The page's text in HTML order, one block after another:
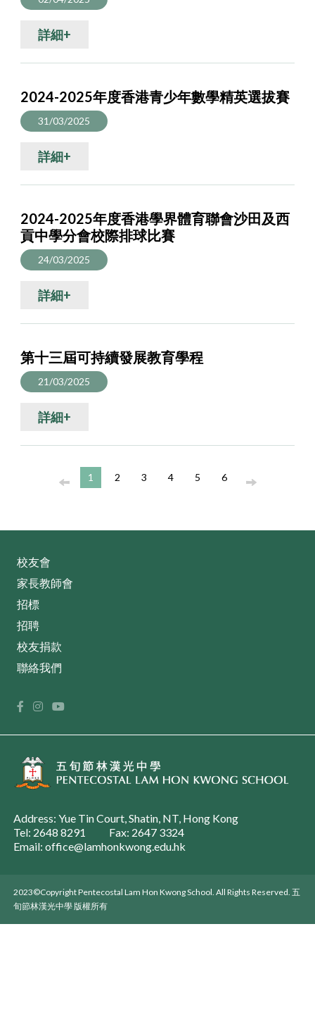
詳細+
2024-2025年度香港青少年數學精英選拔賽
31/03/2025
詳細+
2024-2025年度香港學界體育聯會沙田及西
貢中學分會校際排球比賽
24/03/2025
詳細+
第十三屆可持續發展教育學程
21/03/2025
詳細+
1 2 3 4 5 6
校友會
家長教師會
招標
招聘
校友捐款
聯絡我們
Address: Yue Tin Court, Shatin, NT, Hong Kong
Tel: 2648 8291
Fax: 2647 3324
Email: office@lamhonkwong.edu.hk
2023©Copyright Pentecostal Lam Hon Kwong School. All Rights Reserved. 五
旬節林漢光中學 版權所有